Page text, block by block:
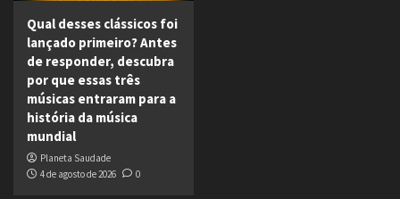
Qual desses clássicos foi
lançado primeiro? Antes
de responder, descubra
por que essas três
músicas entraram para a
história da música
mundial
Planeta Saudade
4 de agosto de 2026
0